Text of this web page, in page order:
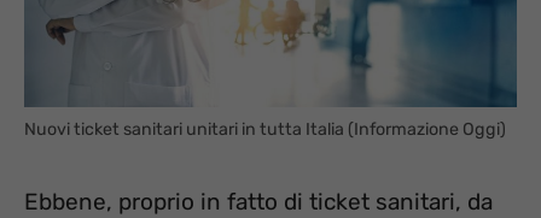
Nuovi ticket sanitari unitari in tutta Italia (Informazione Oggi)
Ebbene, proprio in fatto di ticket sanitari, da